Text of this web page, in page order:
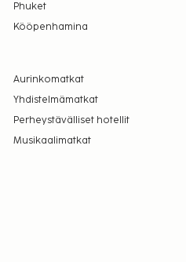
Phuket
Kööpenhamina
Aurinkomatkat
Yhdistelmämatkat
Perheystävälliset hotellit
Musikaalimatkat